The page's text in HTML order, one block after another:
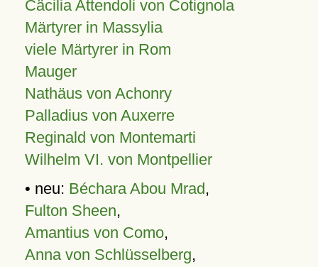
Cäcilia Attendoli von Cotignola
Märtyrer in Massylia
viele Märtyrer in Rom
Mauger
Nathäus von Achonry
Palladius von Auxerre
Reginald von Montemarti
Wilhelm VI. von Montpellier
• neu: Béchara Abou Mrad,
Fulton Sheen,
Amantius von Como,
Anna von Schlüsselberg,